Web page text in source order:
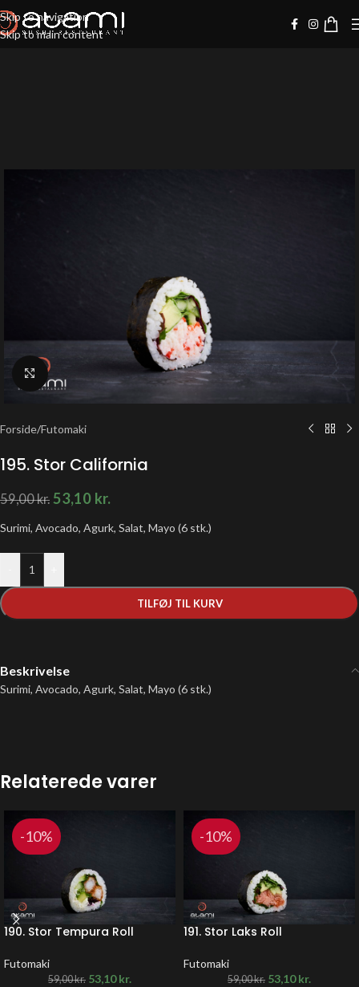
Skip to navigation
Skip to main content
Klik for at forstørre
Forside/Futomaki
195. Stor California
59,00kr. 53,10 kr.
Surimi, Avocado, Agurk, Salat, Mayo (6 stk.)
TILFØJ TIL KURV
Beskrivelse
Surimi, Avocado, Agurk, Salat, Mayo (6 stk.)
Relaterede varer
-10%
190. Stor Tempura Roll
Futomaki
59,00kr. 53,10kr.
-10%
191. Stor Laks Roll
Futomaki
59,00kr. 53,10kr.